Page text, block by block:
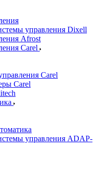
управления Dixell
Afrost
Carel
Carel
Carel
управления ADAP-